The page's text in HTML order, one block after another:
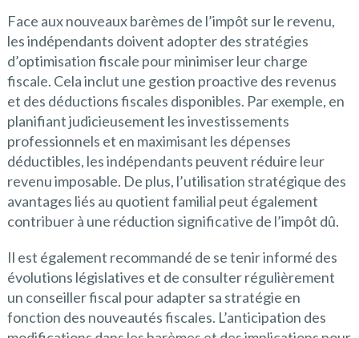
Face aux nouveaux barèmes de l’impôt sur le revenu,
les indépendants doivent adopter des stratégies
d’optimisation fiscale pour minimiser leur charge
fiscale. Cela inclut une gestion proactive des revenus
et des déductions fiscales disponibles. Par exemple, en
planifiant judicieusement les investissements
professionnels et en maximisant les dépenses
déductibles, les indépendants peuvent réduire leur
revenu imposable. De plus, l’utilisation stratégique des
avantages liés au quotient familial peut également
contribuer à une réduction significative de l’impôt dû.
Il est également recommandé de se tenir informé des
évolutions législatives et de consulter régulièrement
un conseiller fiscal pour adapter sa stratégie en
fonction des nouveautés fiscales. L’anticipation des